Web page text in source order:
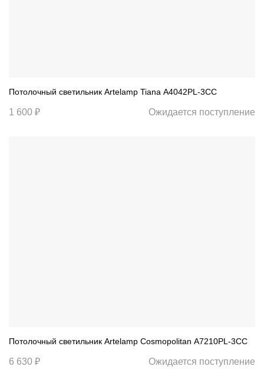
Потолочный светильник Artelamp Tiana A4042PL-3CC
1 600 ₽ Ожидается поступление
Потолочный светильник Artelamp Cosmopolitan A7210PL-3CC
6 630 ₽ Ожидается поступление